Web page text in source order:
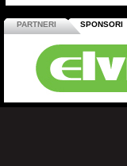
PARTNERI SPONSORI